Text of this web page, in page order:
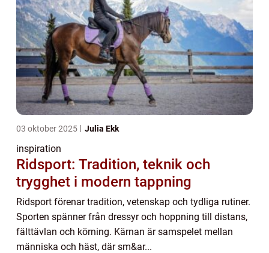
03 oktober 2025 Julia Ekk
inspiration
Ridsport: Tradition, teknik och
trygghet i modern tappning
Ridsport förenar tradition, vetenskap och tydliga rutiner.
Sporten spänner från dressyr och hoppning till distans,
fälttävlan och körning. Kärnan är samspelet mellan
människa och häst, där sm&ar...